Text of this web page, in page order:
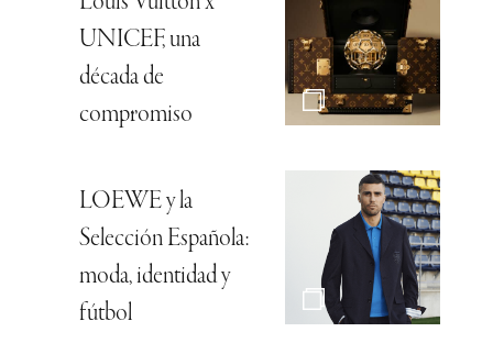
UNICEF, una
década de
compromiso
LOEWE y la
Selección Española:
moda, identidad y
fútbol